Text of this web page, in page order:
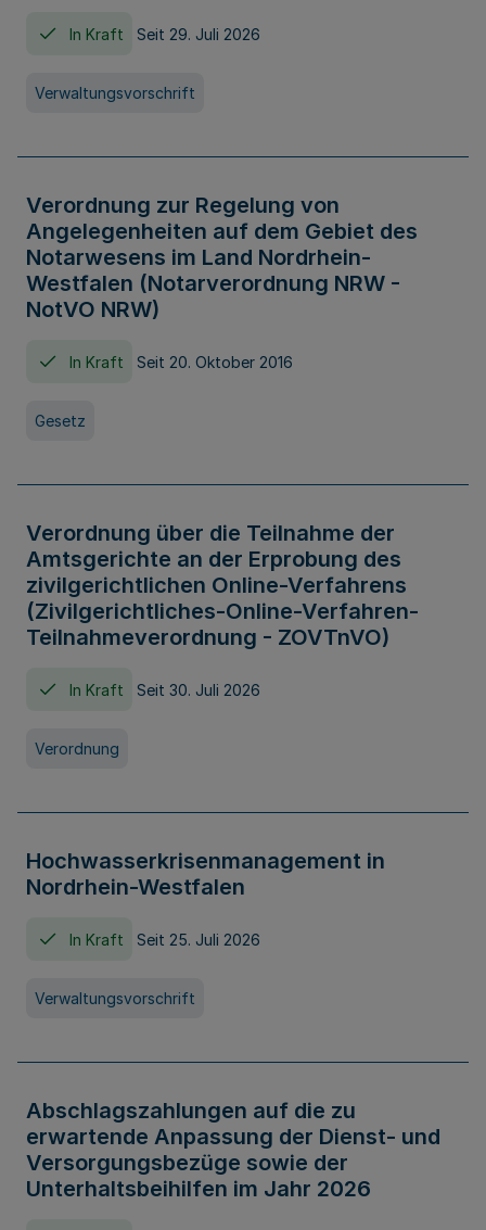
In Kraft Seit 29. Juli 2026
Verwaltungsvorschrift
Verordnung zur Regelung von
Angelegenheiten auf dem Gebiet des
Notarwesens im Land Nordrhein-
Westfalen (Notarverordnung NRW -
NotVO NRW)
In Kraft Seit 20. Oktober 2016
Gesetz
Verordnung über die Teilnahme der
Amtsgerichte an der Erprobung des
zivilgerichtlichen Online-Verfahrens
(Zivilgerichtliches-Online-Verfahren-
Teilnahmeverordnung - ZOVTnVO)
In Kraft Seit 30. Juli 2026
Verordnung
Hochwasserkrisenmanagement in
Nordrhein-Westfalen
In Kraft Seit 25. Juli 2026
Verwaltungsvorschrift
Abschlagszahlungen auf die zu
erwartende Anpassung der Dienst- und
Versorgungsbezüge sowie der
Unterhaltsbeihilfen im Jahr 2026